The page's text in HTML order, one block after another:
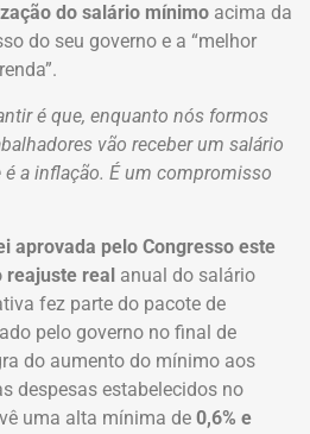
do salário mínimo acima da
do seu governo e a “melhor
é que, enquanto nós formos
vão receber um salário
a inflação. É um compromisso
aprovada pelo Congresso este
reajuste real anual do salário
fez parte do pacote de
pelo governo no final de
do aumento do mínimo aos
despesas estabelecidos no
uma alta mínima de 0,6% e